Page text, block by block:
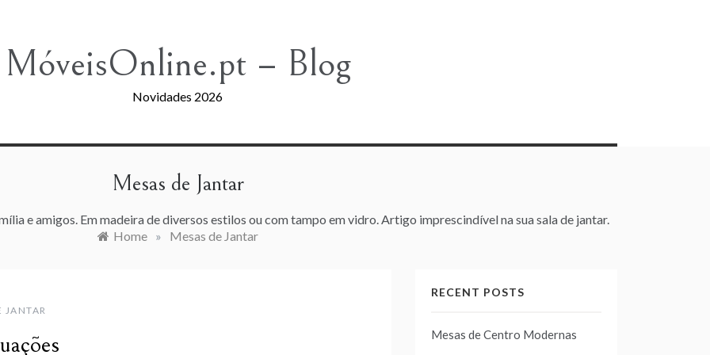
MóveisOnline.pt – Blog
Novidades 2026
Mesas de Jantar
e amigos. Em madeira de diversos estilos ou com tampo em vidro. Artigo imprescindível na sua sala de jantar.
Home
» Mesas de Jantar
JANTAR
RECENT POSTS
Mesas de Centro Modernas